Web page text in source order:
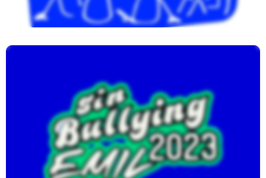
Sin Bullying EMIL 2023